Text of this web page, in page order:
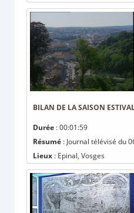
BILAN DE LA SAISON
Durée : 00:01:59
Résumé : Journal télévisé du
Lieux : Epinal, Vosges